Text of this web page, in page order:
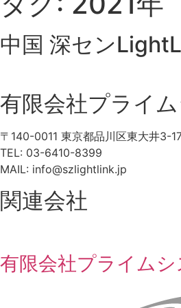
中国 深セン
有限会社プライ
〒140-0011 東京都品川区東大井3-
TEL: 03-6410-8399
MAIL: info@szlightlink.jp
関連会社
有限会社プライムシ